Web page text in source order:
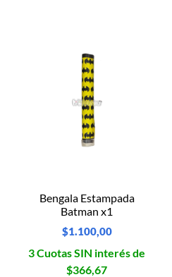
Bengala Estampada
Batman x1
$1.100,00
3 Cuotas SIN interés de
$366,67